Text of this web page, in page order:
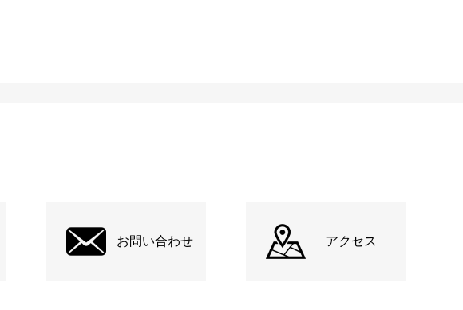
お問い合わせ アクセス